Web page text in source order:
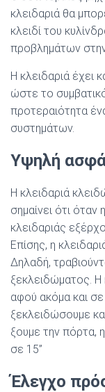
κλειδαριά θα
κλειδί του
προβληµάτων
Η κλειδαριά έχει
ώστε το
προτεραιότητα
συστηµάτων.
Υψηλή
Η κλειδαριά
σηµαίνει ότι όταν
κλειδαριάς
Επίσης, η
∆ηλαδή,
ξεκλειδώµατος. Η
αφού ακόµα και
ξεκλειδώσουµε
ξουµε την πόρτα,
σε 15”
Έλεγχο